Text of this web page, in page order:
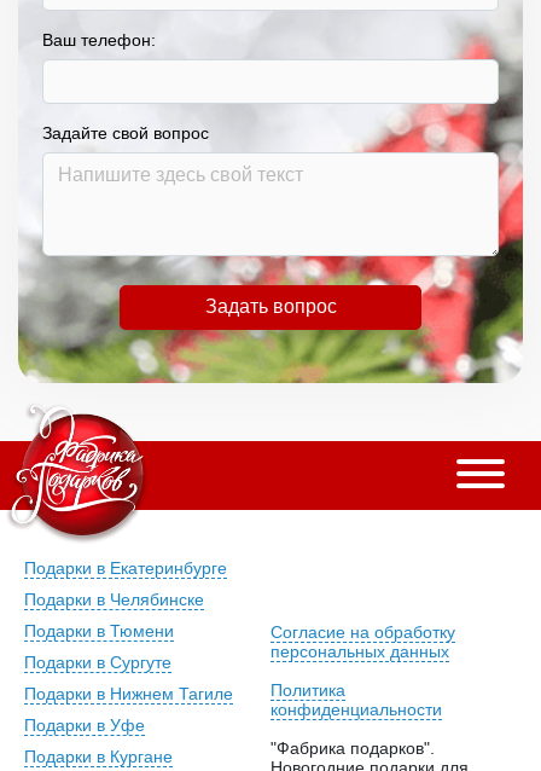
Ваш телефон:
Задайте свой вопрос
Задать вопрос
Подарки в Екатеринбурге
Подарки в Челябинске
Подарки в Тюмени
Подарки в Сургуте
Подарки в Нижнем Тагиле
Подарки в Уфе
Подарки в Кургане
Согласие на обработку
персональных данных
Политика
конфиденциальности
"Фабрика подарков".